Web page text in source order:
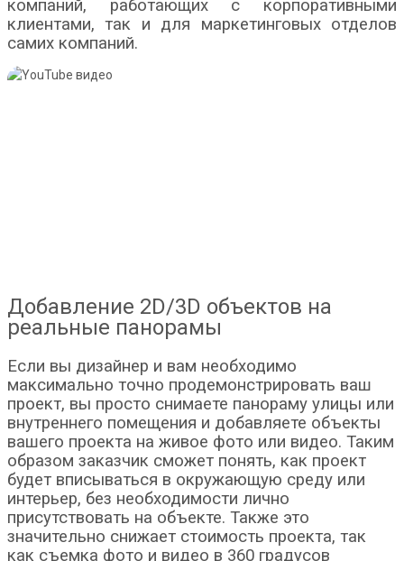
компаний, работающих с корпоративными
клиентами, так и для маркетинговых отделов
самих компаний.
Добавление 2D/3D объектов на
реальные панорамы
Если вы дизайнер и вам необходимо
максимально точно продемонстрировать ваш
проект, вы просто снимаете панораму улицы или
внутреннего помещения и добавляете объекты
вашего проекта на живое фото или видео. Таким
образом заказчик сможет понять, как проект
будет вписываться в окружающую среду или
интерьер, без необходимости лично
присутствовать на объекте. Также это
значительно снижает стоимость проекта, так
как съемка фото и видео в 360 градусов